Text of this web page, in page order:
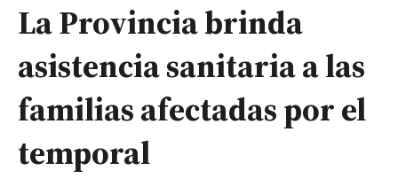
La Provincia brinda
asistencia sanitaria a las
familias afectadas por el
temporal